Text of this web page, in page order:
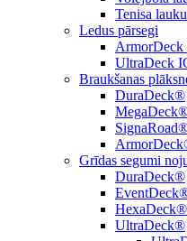
Tenisa
Ledus pārsegi
ArmorDeck
UltraDeck
Braukšanas
DuraDeck®
Grīdas segumi
DuraDeck®
HexaDeck®
UltraDeck®